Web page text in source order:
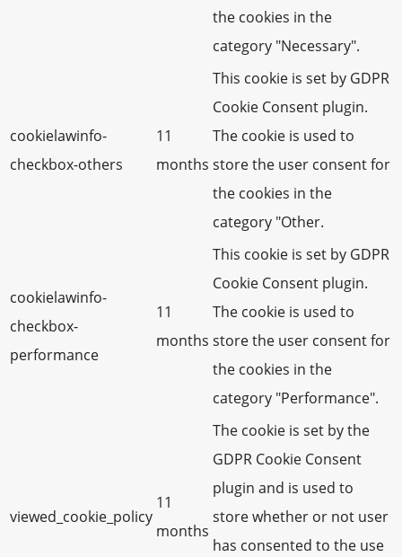
the cookies in the
category "Necessary".
cookielawinfo-
checkbox-others
11
months
This cookie is set by GDPR
Cookie Consent plugin.
The cookie is used to
store the user consent for
the cookies in the
category "Other.
cookielawinfo-
checkbox-
performance
11
months
This cookie is set by GDPR
Cookie Consent plugin.
The cookie is used to
store the user consent for
the cookies in the
category "Performance".
viewed_cookie_policy
11
months
The cookie is set by the
GDPR Cookie Consent
plugin and is used to
store whether or not user
has consented to the use